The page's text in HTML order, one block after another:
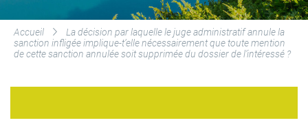
LES SERVICES DU CDG
Accueil
La décision par laquelle le juge administratif annule la
sanction infligée implique-t’elle nécessairement que toute mention
de cette sanction annulée soit supprimée du dossier de l’intéressé ?